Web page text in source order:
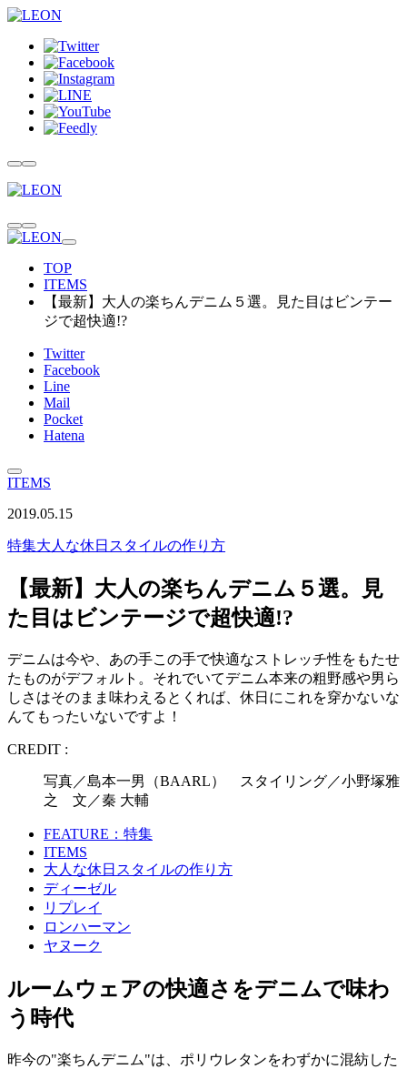
TOP
ITEMS
【最新】大人の楽ちんデニム５選。見た目はビンテー
ジで超快適!?
Twitter
Facebook
Line
Mail
Pocket
Hatena
ITEMS
2019.05.15
特集大人な休日スタイルの作り方
【最新】大人の楽ちんデニム５選。見
た目はビンテージで超快適!?
デニムは今や、あの手この手で快適なストレッチ性をもたせ
たものがデフォルト。それでいてデニム本来の粗野感や男ら
しさはそのまま味わえるとくれば、休日にこれを穿かないな
んてもったいないですよ！
CREDIT :
写真／島本一男（BAARL） スタイリング／小野塚雅
之 文／秦 大輔
FEATURE：特集
ITEMS
大人な休日スタイルの作り方
ディーゼル
リプレイ
ロンハーマン
ヤヌーク
ルームウェアの快適さをデニムで味わ
う時代
昨今の"楽ちんデニム"は、ポリウレタンをわずかに混紡した